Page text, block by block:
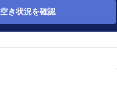
空き状況を確認